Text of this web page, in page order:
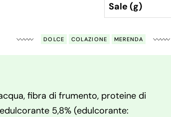
Sale (g)
DOLCE COLAZIONE MERENDA
fibra di frumento, proteine di
5,8% (edulcorante: